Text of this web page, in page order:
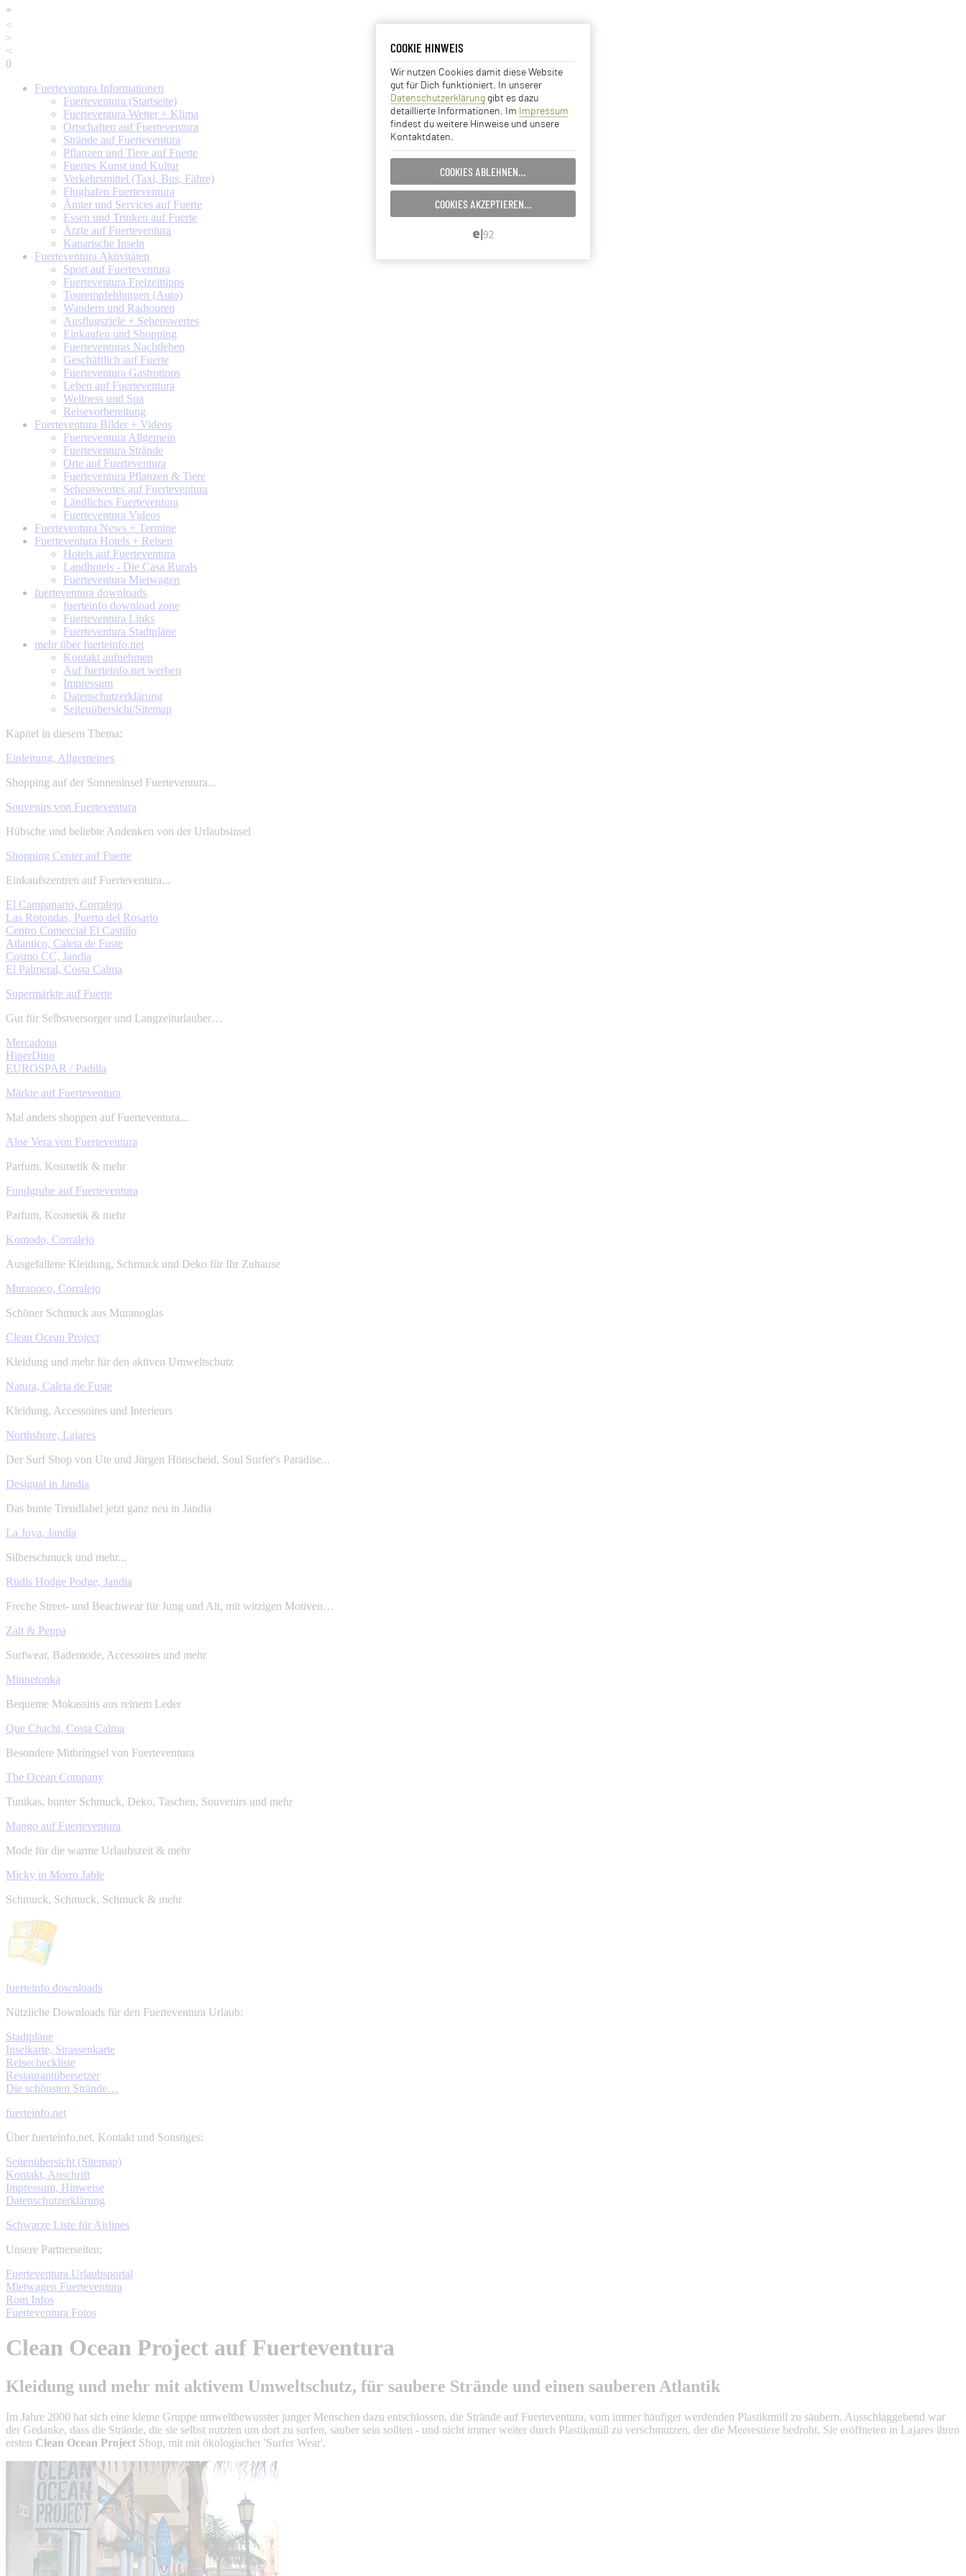
COOKIE HINWEIS
Wir nutzen Cookies damit diese Website
gut für Dich funktioniert. In unserer
Datenschutzerklärung gibt es dazu
detaillierte Informationen. Im Impressum
findest du weitere Hinweise und unsere
Kontaktdaten.
COOKIES ABLEHNEN…
COOKIES AKZEPTIEREN…
Essentielle Cookies
Analyse Cookies
EINSTELLUNGEN SPEICHERN…
ABBRECHEN…
*
<
>
<
0
Fuerteventura Informationen
Fuerteventura (Startseite)
Fuerteventura Wetter + Klima
Ortschaften auf Fuerteventura
Strände auf Fuerteventura
Pflanzen und Tiere auf Fuerte
Fuertes Kunst und Kultur
Verkehrsmittel (Taxi, Bus, Fähre)
Flughafen Fuerteventura
Ämter und Services auf Fuerte
Essen und Trinken auf Fuerte
Ärzte auf Fuerteventura
Kanarische Inseln
Fuerteventura Aktivitäten
Sport auf Fuerteventura
Fuerteventura Freizeittipps
Tourempfehlungen (Auto)
Wandern und Radtouren
Ausflugsziele + Sehenswertes
Einkaufen und Shopping
Fuerteventuras Nachtleben
Geschäftlich auf Fuerte
Fuerteventura Gastrotipps
Leben auf Fuerteventura
Wellness und Spa
Reisevorbereitung
Fuerteventura Bilder + Videos
Fuerteventura Allgemein
Fuerteventura Strände
Orte auf Fuerteventura
Fuerteventura Pflanzen & Tiere
Sehenswertes auf Fuerteventura
Ländliches Fuerteventura
Fuerteventura Videos
Fuerteventura News + Termine
Fuerteventura Hotels + Reisen
Hotels auf Fuerteventura
Landhotels - Die Casa Rurals
Fuerteventura Mietwagen
fuerteventura downloads
fuerteinfo download zone
Fuerteventura Links
Fuerteventura Stadtpläne
mehr über fuerteinfo.net
Kontakt aufnehmen
Auf fuerteinfo.net werben
Impressum
Datenschutzerklärung
Seitenübersicht/Sitemap
Kapitel in diesem Thema:
Einleitung, Allgemeines
Shopping auf der Sonneninsel Fuerteventura...
Souvenirs von Fuerteventura
Hübsche und beliebte Andenken von der Urlaubsinsel
Shopping Center auf Fuerte
Einkaufszentren auf Fuerteventura...
El Campanario, Corralejo
Las Rotondas, Puerto del Rosario
Centro Comercial El Castillo
Atlantico, Caleta de Fuste
Cosmo CC, Jandia
El Palmeral, Costa Calma
Supermärkte auf Fuerte
Gut für Selbstversorger und Langzeiturlauber…
Mercadona
HiperDino
EUROSPAR / Padilla
Märkte auf Fuerteventura
Mal anders shoppen auf Fuerteventura...
Aloe Vera von Fuerteventura
Parfum, Kosmetik & mehr
Fundgrube auf Fuerteventura
Parfum, Kosmetik & mehr
Komodo, Corralejo
Ausgefallene Kleidung, Schmuck und Deko für Ihr Zuhause
Muranoco, Corralejo
Schöner Schmuck aus Muranoglas
Clean Ocean Project
Kleidung und mehr für den aktiven Umweltschutz
Natura, Caleta de Fuste
Kleidung, Accessoires und Interieurs
Northshore, Lajares
Der Surf Shop von Ute und Jürgen Hönscheid. Soul Surfer's Paradise...
Desigual in Jandia
Das bunte Trendlabel jetzt ganz neu in Jandia
La Joya, Jandía
Silberschmuck und mehr...
Rüdis Hodge Podge, Jandia
Freche Street- und Beachwear für Jung und Alt, mit witzigen Motiven…
Zalt & Peppa
Surfwear, Bademode, Accessoires und mehr
Minnetonka
Bequeme Mokassins aus reinem Leder
Que Chachi, Costa Calma
Besondere Mitbringsel von Fuerteventura
The Ocean Company
Tunikas, bunter Schmuck, Deko, Taschen, Souvenirs und mehr
Mango auf Fuerteventura
Mode für die warme Urlaubszeit & mehr
Micky in Morro Jable
Schmuck, Schmuck, Schmuck & mehr
fuerteinfo downloads
Nützliche Downloads für den Fuerteventura Urlaub:
Stadtpläne
Inselkarte, Strassenkarte
Reisecheckliste
Restaurantübersetzer
Die schönsten Strände…
fuerteinfo.net
Über fuerteinfo.net, Kontakt und Sonstiges:
Seitenübersicht (Sitemap)
Kontakt, Anschrift
Impressum, Hinweise
Datenschutzerklärung
Schwarze Liste für Airlines
Unsere Partnerseiten:
Fuerteventura Urlaubsportal
Mietwagen Fuerteventura
Rom Infos
Fuerteventura Fotos
Clean Ocean Project auf Fuerteventura
Kleidung und mehr mit aktivem Umweltschutz, für saubere Strände und einen sauberen Atlantik
Im Jahre 2000 hat sich eine kleine Gruppe umweltbewusster junger Menschen dazu entschlossen, die Strände auf Fuerteventura, vom immer häufiger werdenden Plastikmüll zu säubern. Ausschlaggebend war
der Gedanke, dass die Strände, die sie selbst nutzten um dort zu surfen, sauber sein sollten - und nicht immer weiter durch Plastikmüll zu verschmutzen, der die Meerestiere bedroht. Sie eröffneten in Lajares ihren
ersten Clean Ocean Project Shop, mit mit ökologischer 'Surfer Wear'.